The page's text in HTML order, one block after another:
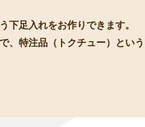
下足入れをお作りできます。
、特注品（トクチュー）という